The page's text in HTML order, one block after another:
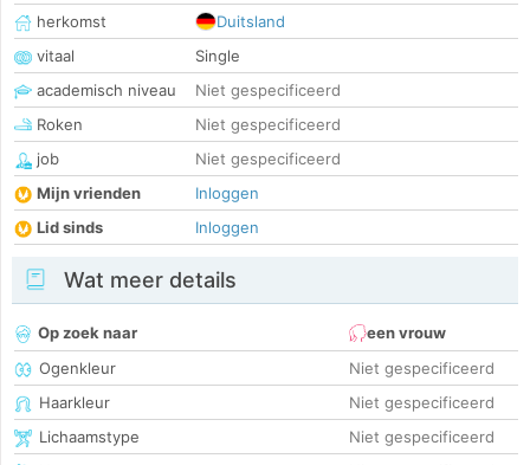
herkomst
Duitsland
vitaal
Single
academisch niveau
Niet gespecificeerd
Roken
Niet gespecificeerd
job
Niet gespecificeerd
Mijn vrienden
Inloggen
Lid sinds
Inloggen
Wat meer details
Op zoek naar
een vrouw
Ogenkleur
Niet gespecificeerd
Haarkleur
Niet gespecificeerd
Lichaamstype
Niet gespecificeerd